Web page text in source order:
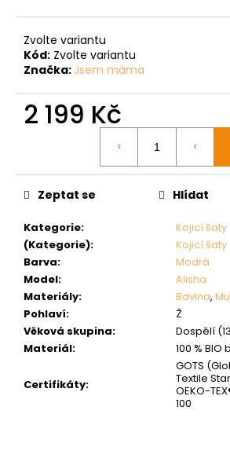
Zvolte variantu
Kód: Zvolte variantu
Značka: Jsem máma
2 199 Kč
Kategorie:
Kojicí šaty
(Kategorie):
Kojicí šaty
Barva:
Modrá
Model:
Alisha
Materiály: Bavlna,
Pohlaví:
Ž
Věková skupina:
Dospělí
Materiál: 100 % BIO
Certifikáty:
GOTS
Textile
OEKO-
100
Zeptat se Hlídat